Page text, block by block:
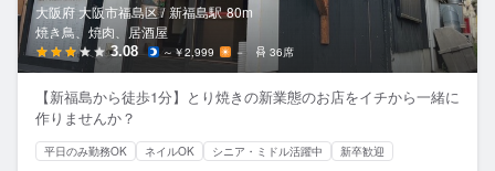
大阪府 大阪市福島区 / 新福島駅 80m
焼き鳥、焼肉、居酒屋
3.08 ～￥2,999 － 36席
【新福島から徒歩1分】とり焼きの新業態のお店をイチから一緒に
作りませんか？
平日のみ勤務OK ネイルOK シニア・ミドル活躍中 新卒歓迎